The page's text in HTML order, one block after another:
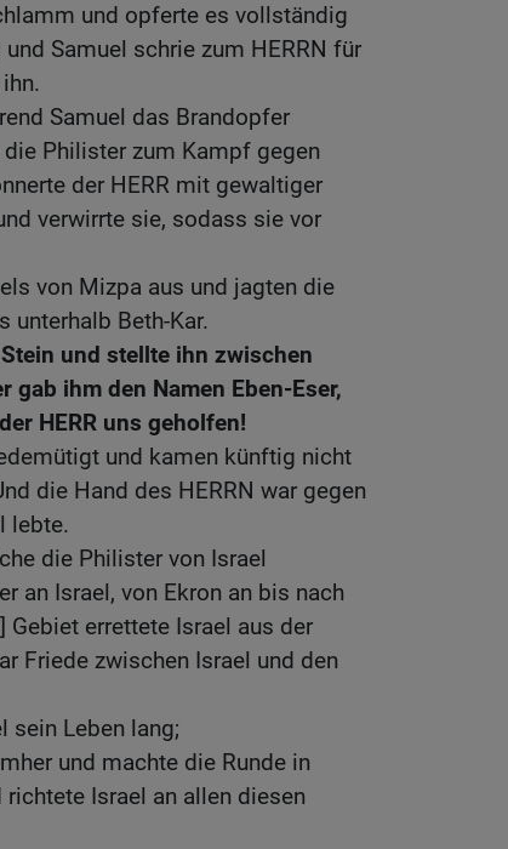
und opferte es vollständig
Samuel schrie zum HERRN für
Samuel das Brandopfer
Philister zum Kampf gegen
der HERR mit gewaltiger
verwirrte sie, sodass sie vor
von Mizpa aus und jagten die
unterhalb Beth-Kar.
Stein und stellte ihn zwischen
gab ihm den Namen Eben-Eser,
HERR uns geholfen!
und kamen künftig nicht
die Hand des HERRN war gegen
lebte.
die Philister von Israel
an Israel, von Ekron an bis nach
Gebiet errettete Israel aus der
Friede zwischen Israel und den
sein Leben lang;
und machte die Runde in
Israel an allen diesen